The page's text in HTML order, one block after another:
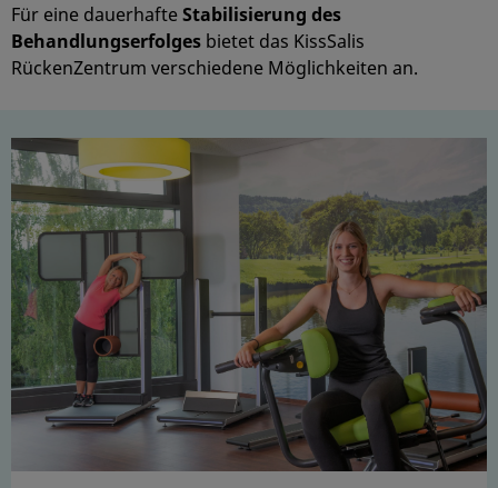
Für eine dauerhafteStabilisierung des
Behandlungserfolges bietet das KissSalis
RückenZentrum verschiedene Möglichkeiten an.